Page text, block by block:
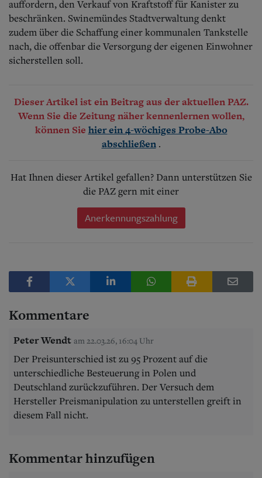
auffordern, den Verkauf von Kraftstoff für Kanister zu
beschränken. Swinemündes Stadtverwaltung denkt
zudem über die Schaffung einer kommunalen Tankstelle
nach, die offenbar die Versorgung der eigenen Einwohner
sicherstellen soll.
Dieser Artikel ist ein Beitrag aus der aktuellen PAZ.
Wenn Sie die Zeitung näher kennenlernen wollen,
können Sie hier ein 4-wöchiges Probe-Abo
abschließen .
Hat Ihnen dieser Artikel gefallen? Dann unterstützen Sie
die PAZ gern mit einer
Anerkennungszahlung
Kommentare
Peter Wendt am 22.03.26, 16:04 Uhr
Der Preisunterschied ist zu 95 Prozent auf die
unterschiedliche Besteuerung in Polen und
Deutschland zurückzuführen. Der Versuch dem
Hersteller Preismanipulation zu unterstellen greift in
diesem Fall nicht.
Kommentar hinzufügen